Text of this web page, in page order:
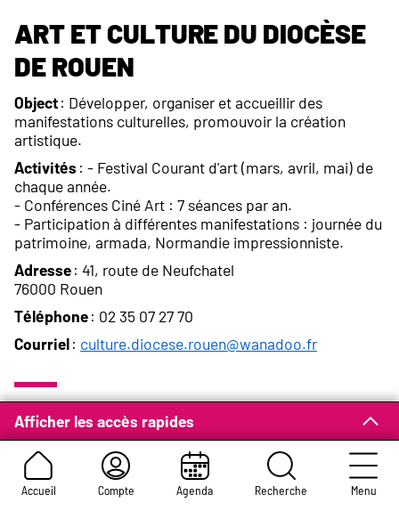
Accueil Compte Agenda Recherche Menu
Afficher les accès rapides
Art et Culture du diocèse
de Rouen
Object: Développer, organiser et accueillir des
manifestations culturelles, promouvoir la création
artistique.
Activités : - Festival Courant d'art (mars, avril, mai) de
chaque année.
- Conférences Ciné Art : 7 séances par an.
- Participation à différentes manifestations : journée du
patrimoine, armada, Normandie impressionniste.
Adresse: 41, route de Neufchatel
76000 Rouen
Téléphone: 02 35 07 27 70
Courriel: culture.diocese.rouen@wanadoo.fr
Assemblée Spirituelle des
Baha'is de Rouen
Object
: Diffusion des écrits et enseignements de la Foi